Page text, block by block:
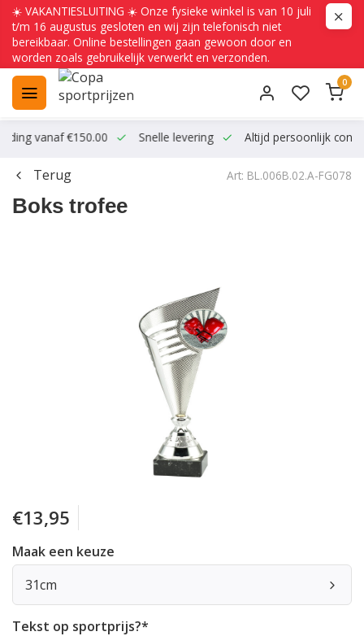
☀️ VAKANTIESLUITING ☀️ Onze fysieke winkel is van 10 juli
t/m 16 augustus gesloten en wij zijn telefonisch niet
bereikbaar. Online bestellingen gaan gewoon door en
worden zoals gebruikelijk verwerkt en verzonden.
0
vanaf €150.00 Snelle levering Altijd persoonlijk
Terug Art: BL.006B.02.A-FG078
Boks trofee
€13,95
Maak een keuze
31cm
Tekst op sportprijs?*